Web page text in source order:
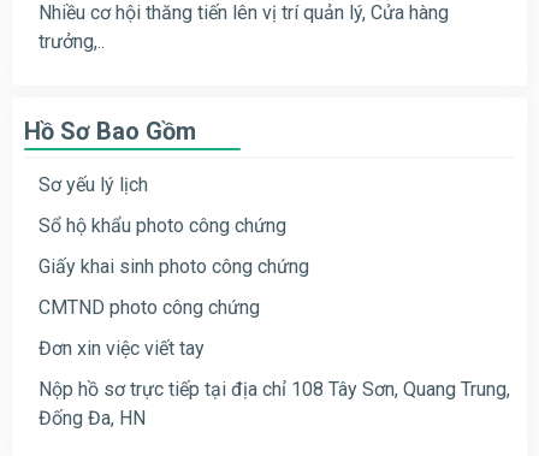
Nhiều cơ hội thăng tiến lên vị trí quản lý, Cửa hàng
trưởng,..
Hồ Sơ Bao Gồm
Sơ yếu lý lịch
Sổ hộ khẩu photo công chứng
Giấy khai sinh photo công chứng
CMTND photo công chứng
Đơn xin việc viết tay
Nộp hồ sơ trực tiếp tại địa chỉ 108 Tây Sơn, Quang Trung,
Đống Đa, HN